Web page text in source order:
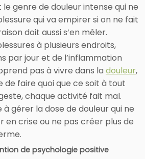
le genre de douleur intense qui ne
qui va empirer si on ne fait
doit aussi s’en mêler.
à plusieurs endroits,
par jour et de l’inflammation
pas à vivre dans la douleur,
de faire quoi que ce soit à tout
chaque activité fait mal.
à gérer la dose de douleur qui ne
en crise ou ne pas créer plus de
de psychologie positive